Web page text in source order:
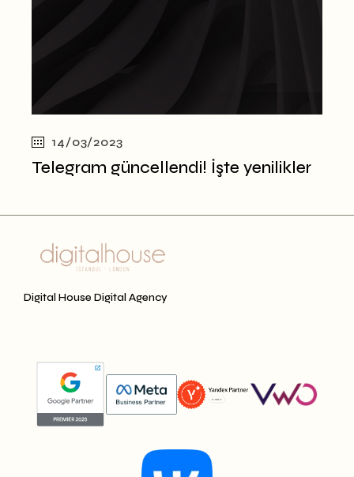
14/03/2023
Telegram güncellendi! İşte yenilikler
Digital House Digital Agency